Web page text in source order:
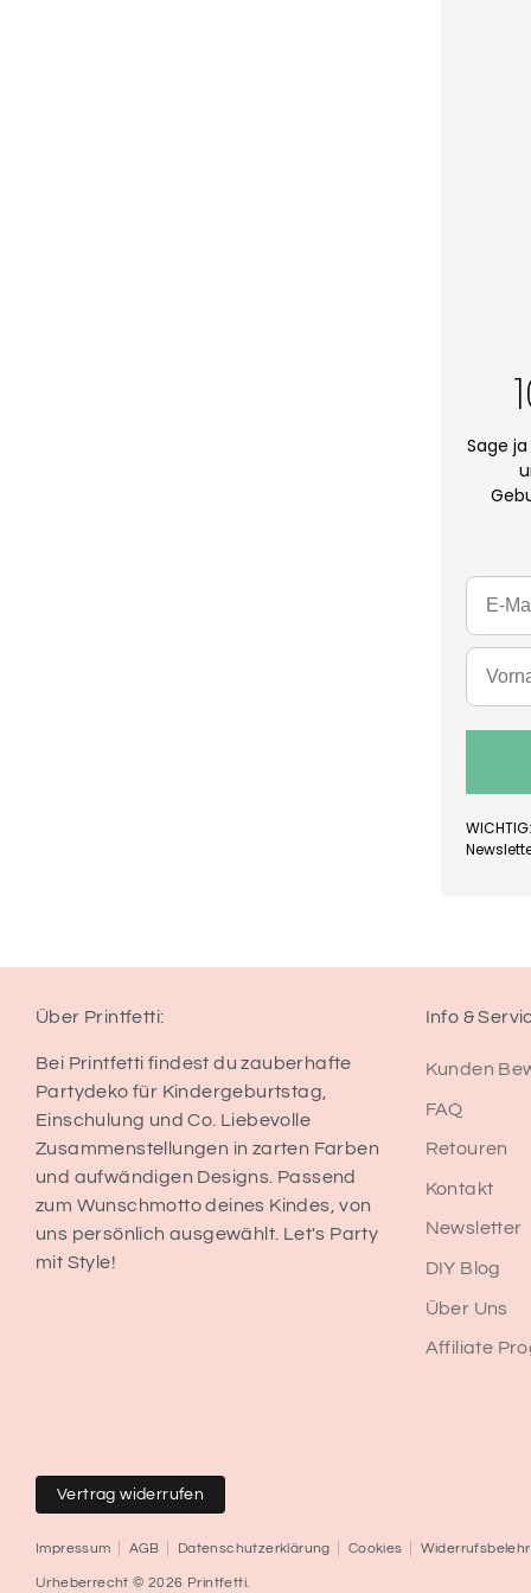
Sage
Über Printfetti:
Bei Printfetti findest du zauberhafte
Partydeko für Kindergeburtstag,
Einschulung und Co. Liebevolle
Zusammenstellungen in zarten Farben
und aufwändigen Designs. Passend
zum Wunschmotto deines Kindes, von
uns persönlich ausgewählt. Let's Party
mit Style!
Info &
Kunden
FAQ
Retouren
Kontakt
Newsletter
DIY Blog
Über Uns
Affiliate
Vertrag widerrufen
Impressum AGB Datenschutzerklärung Cookies
Urheberrecht © 2026 Printfetti.